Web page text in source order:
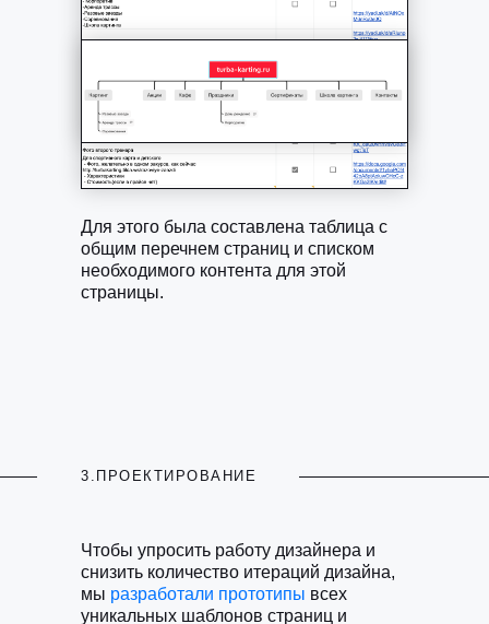
Для этого была составлена таблица с
общим перечнем страниц и списком
необходимого контента для этой
страницы.
3.ПРОЕКТИРОВАНИЕ
Чтобы упросить работу дизайнера и
снизить количество итераций дизайна,
мы разработали прототипы всех
уникальных шаблонов страниц и